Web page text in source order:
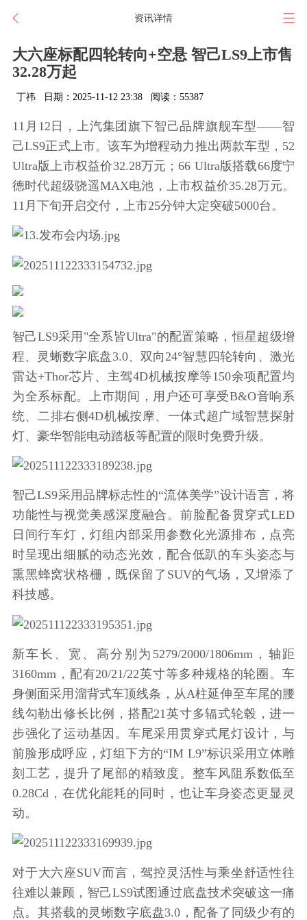
资讯详情
大六座标配四轮转向+空悬 智己LS9上市售
32.28万起
丁祎 日期：2025-11-12 23:38 阅读：55387
11月12日，上汽集团旗下智己品牌旗舰车型——智
己LS9正式上市。该车为增程动力推出两款车型，52
Ultra版上市权益价32.28万元；66 Ultra版搭载66度宁
德时代超级骁遥MAX电池，上市权益价35.28万元。
11月下旬开启交付，上市25分钟大定突破5000台。
智己LS9采用"全系皆Ultra"的配置策略，恒星超级增
程、灵蜥数字底盘3.0、双向24°智慧四轮转向、激光
雷达+Thor芯片、主驾4D机械按摩等150余项配置均
为全系标配。上市期间，用户还可享受B&O音响系
统、二排右侧4D机械按摩、一体式超广域智慧探射
灯、豪华智能电动踏板等配置的限时免费升级。
智己LS9采用品牌标志性的“流体美学”设计语言，将
功能性与视觉美感深度融合。前脸配备贯穿式LED
日间行车灯，灯组内部采用参数化光源排布，点亮
时呈现出细腻的动态光效，配合低趴的车头姿态与
熏黑蜂窝状格栅，既保留了SUV的气场，又增添了
科技感。
新车长、宽、高分别为5279/2000/1806mm，轴距
3160mm，配有20/21/22英寸等多种规格的轮圈。车
身侧面采用溜背式车顶线条，从A柱延伸至车尾的腰
线勾勒出修长比例，搭配21英寸多辐式轮毂，进一
步强化了运动基因。车尾采用贯穿式尾灯设计，与
前脸形成呼应，灯组下方的“IM L9”标识采用立体雕
刻工艺，提升了尾部的精致度。整车风阻系数低至
0.28Cd，在优化能耗的同时，也让车身姿态更显灵
动。
对于大六座SUV而言，驾控灵活性与乘坐舒适性往
往难以兼顾，智己LS9试图通过底盘技术突破这一痛
点。其搭载的灵蜥数字底盘3.0，配备了同级少有的